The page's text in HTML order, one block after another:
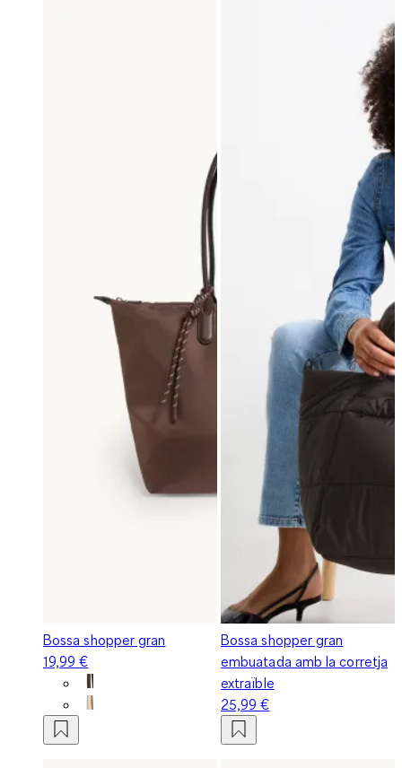
Bossa shopper gran
19,99 €
Bossa shopper gran
embuatada amb la corretja
extraïble
25,99 €